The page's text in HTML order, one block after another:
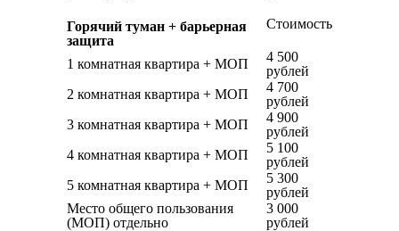
Горячий туман + барьерная
защита
Стоимость
1 комнатная квартира + МОП
4 500
рублей
2 комнатная квартира + МОП
4 700
рублей
3 комнатная квартира + МОП
4 900
рублей
4 комнатная квартира + МОП
5 100
рублей
5 комнатная квартира + МОП
5 300
рублей
Место общего пользования
(МОП) отдельно
3 000
рублей